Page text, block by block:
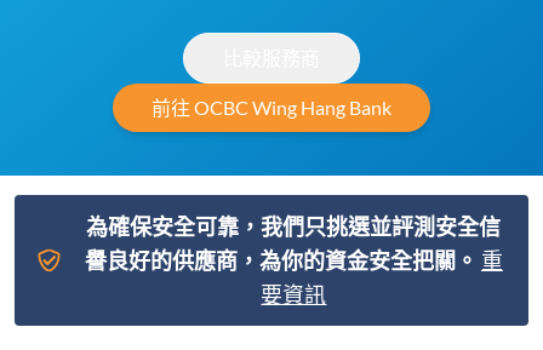
前往 OCBC Wing Hang Bank
為確保安全可靠，我們只挑選並評測安全信
譽良好的供應商，為你的資金安全把關。 重
要資訊